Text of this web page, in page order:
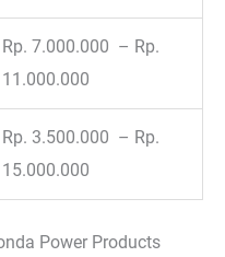
Rp. 7.000.000 – Rp.
11.000.000
Rp. 3.500.000 – Rp.
15.000.000
Power Products